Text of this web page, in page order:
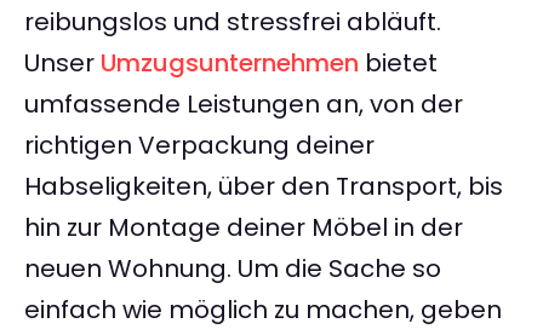
reibungslos und stressfrei abläuft.
Unser Umzugsunternehmen bietet
umfassende Leistungen an, von der
richtigen Verpackung deiner
Habseligkeiten, über den Transport, bis
hin zur Montage deiner Möbel in der
neuen Wohnung. Um die Sache so
einfach wie möglich zu machen, geben